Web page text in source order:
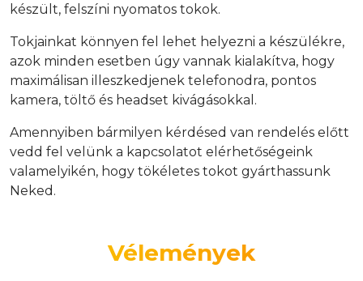
készült, felszíni nyomatos tokok.
Tokjainkat könnyen fel lehet helyezni a készülékre,
azok minden esetben úgy vannak kialakítva, hogy
maximálisan illeszkedjenek telefonodra, pontos
kamera, töltő és headset kivágásokkal.
Amennyiben bármilyen kérdésed van rendelés előtt
vedd fel velünk a kapcsolatot elérhetőségeink
valamelyikén, hogy tökéletes tokot gyárthassunk
Neked.
Vélemények